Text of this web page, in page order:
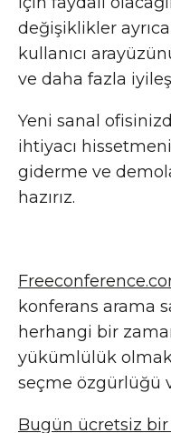
değişiklikler
kullanıcı
ve daha fazla
Yeni sanal
ihtiyacı
giderme ve
hazırız.
konferans arama
herhangi bir
yükümlülük
seçme özgürlüğü
Bugün ücretsiz